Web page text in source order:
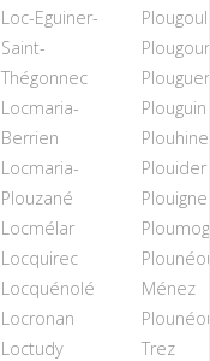
Loc-Eguiner-
Saint-
Thégonnec
Locmaria-
Berrien
Locmaria-
Plouzané
Locmélar
Locquirec
Locquénolé
Locronan
Loctudy
Plouguin
Plouider
Ménez
Trez